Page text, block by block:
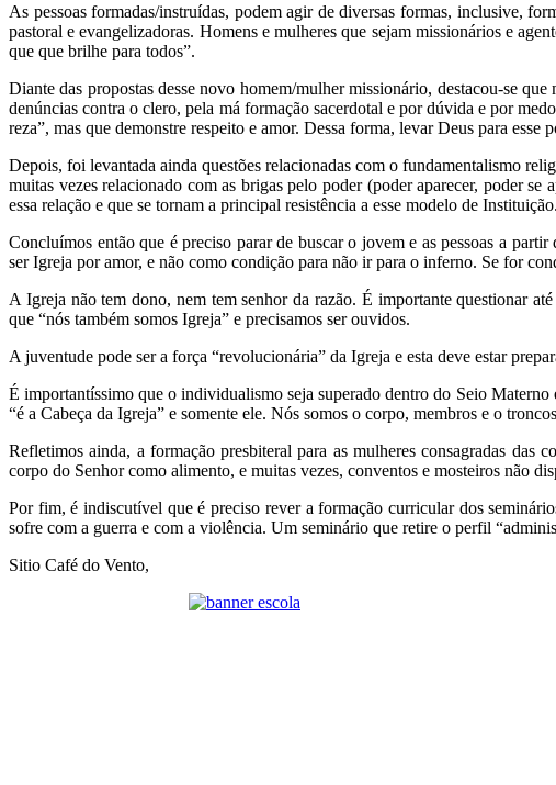
As pessoas formadas/instruídas, podem agir de diversas formas, inclusive,
pastoral e evangelizadoras. Homens e mulheres que sejam missionários e
que que brilhe para todos”.
Diante das propostas desse novo homem/mulher missionário, destacou-se
denúncias contra o clero, pela má formação sacerdotal e por dúvida e por
reza”, mas que demonstre respeito e amor. Dessa forma, levar Deus para esse
Depois, foi levantada ainda questões relacionadas com o fundamentalismo
muitas vezes relacionado com as brigas pelo poder (poder aparecer, poder
essa relação e que se tornam a principal resistência a esse modelo de Instituição.
Concluímos então que é preciso parar de buscar o jovem e as pessoas a
ser Igreja por amor, e não como condição para não ir para o inferno. Se for
A Igreja não tem dono, nem tem senhor da razão. É importante questionar
que “nós também somos Igreja” e precisamos ser ouvidos.
A juventude pode ser a força “revolucionária” da Igreja e esta deve estar
É importantíssimo que o individualismo seja superado dentro do Seio
“é a Cabeça da Igreja” e somente ele. Nós somos o corpo, membros e o
Refletimos ainda, a formação presbiteral para as mulheres consagradas das
corpo do Senhor como alimento, e muitas vezes, conventos e mosteiros não
Por fim, é indiscutível que é preciso rever a formação curricular dos
sofre com a guerra e com a violência. Um seminário que retire o perfil
Sitio Café do Vento,